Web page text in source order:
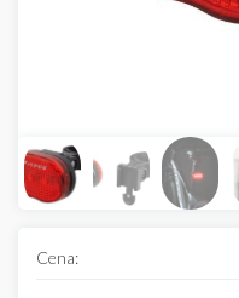
Cena: